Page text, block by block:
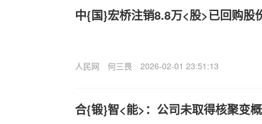
中{国}宏桥注销8.8万<股>已回购股
人民网 何三畏 2026-02-01 23:51:13
合{锻}智<能>：公司未取得核聚变